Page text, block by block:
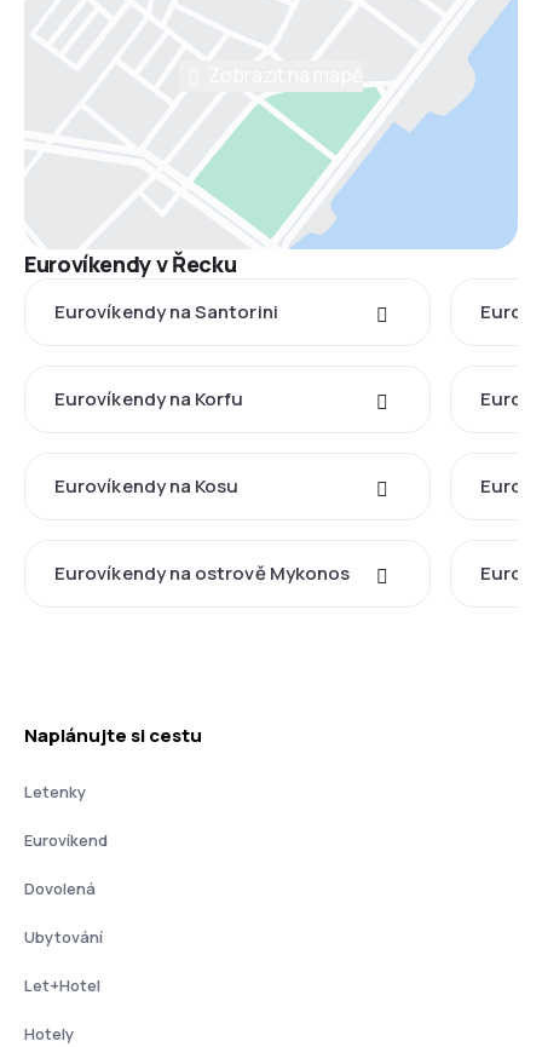
Eurovíkendy v Řecku
Eurovíkendy na Santorini
Eurovíkendy na Korfu
Eurovíkendy na Kosu
Eurovíkendy na ostrově Mykonos
Naplánujte si cestu
Letenky
Eurovíkend
Dovolená
Ubytování
Let+Hotel
Hotely